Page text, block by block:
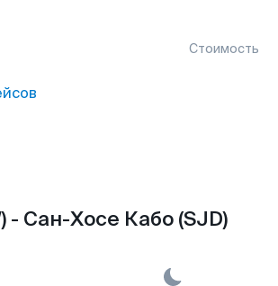
Стоимость
- Сан-Хосе Кабо (SJD)